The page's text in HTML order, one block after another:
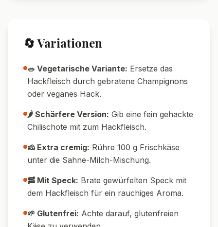
Pin it!
Nährwerte pro Portion
520
Kalorien
24g
Protein